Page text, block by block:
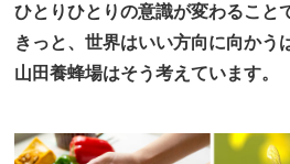
ひとりひとりの意識が変わること
きっと、世界はいい方向に向かう
山田養蜂場はそう考えています。